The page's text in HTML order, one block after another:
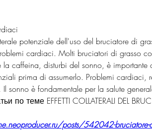
potenziale dell'uso del bruciatore di
cardiaci. Molti bruciatori di grasso
la caffeina, disturbi del sonno, è importante
prima di assumerlo. Problemi cardiaci,
Il sonno è fondamentale per la salute
по теме EFFETTI COLLATERALI DEL
posts/542042-bruciatore-